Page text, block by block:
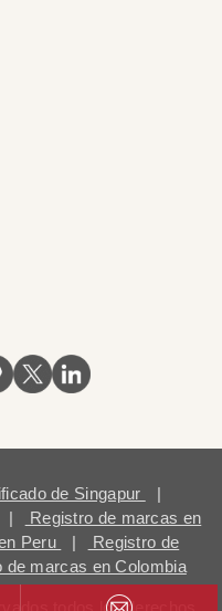
de Singapur
|
|
Registro de marcas en
Peru |
Registro de
de marcas en Colombia